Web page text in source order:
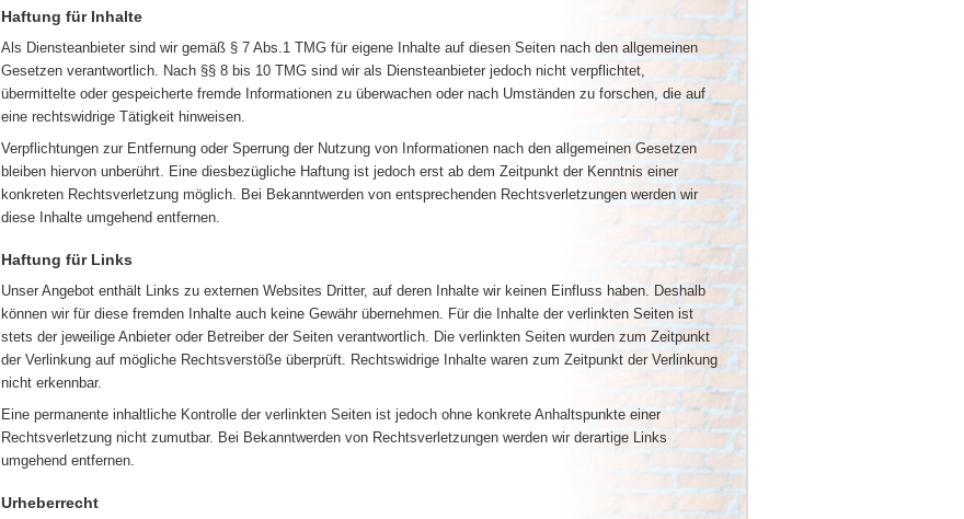
Haftung für Inhalte
Als Diensteanbieter sind wir gemäß § 7 Abs.1 TMG für eigene Inhalte auf diesen Seiten nach den allgemeinen
Gesetzen verantwortlich. Nach §§ 8 bis 10 TMG sind wir als Diensteanbieter jedoch nicht verpflichtet,
übermittelte oder gespeicherte fremde Informationen zu überwachen oder nach Umständen zu forschen, die auf
eine rechtswidrige Tätigkeit hinweisen.
Verpflichtungen zur Entfernung oder Sperrung der Nutzung von Informationen nach den allgemeinen Gesetzen
bleiben hiervon unberührt. Eine diesbezügliche Haftung ist jedoch erst ab dem Zeitpunkt der Kenntnis einer
konkreten Rechtsverletzung möglich. Bei Bekanntwerden von entsprechenden Rechtsverletzungen werden wir
diese Inhalte umgehend entfernen.
Haftung für Links
Unser Angebot enthält Links zu externen Websites Dritter, auf deren Inhalte wir keinen Einfluss haben. Deshalb
können wir für diese fremden Inhalte auch keine Gewähr übernehmen. Für die Inhalte der verlinkten Seiten ist
stets der jeweilige Anbieter oder Betreiber der Seiten verantwortlich. Die verlinkten Seiten wurden zum Zeitpunkt
der Verlinkung auf mögliche Rechtsverstöße überprüft. Rechtswidrige Inhalte waren zum Zeitpunkt der Verlinkung
nicht erkennbar.
Eine permanente inhaltliche Kontrolle der verlinkten Seiten ist jedoch ohne konkrete Anhaltspunkte einer
Rechtsverletzung nicht zumutbar. Bei Bekanntwerden von Rechtsverletzungen werden wir derartige Links
umgehend entfernen.
Urheberrecht